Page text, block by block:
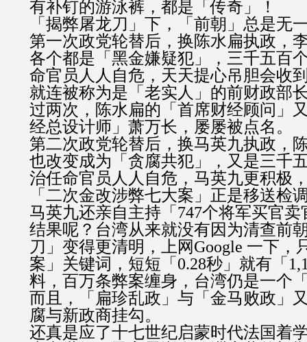
有补钉的游泳裤，都是「传奇」！
「揭弊屠龙刀」下，「前朝」总是无
第一次政党轮替后，换陈水扁执政，
各个都是「黑金嫌疑犯」，三千五百
命官员人人自危，天天提心吊胆会收
就连被称为是「老实人」的前财政部
过两次，陈水扁的「首席财经顾问」
经总设计师」萧万长，屡屡被点名。
第二次政党轮替后，换马英九执政，
也改变成为「贪腐共犯」，又是三千
治任命官员人人自危，马英九更积极
「二次金改涉弊七大案」正是移送检
马英九还亲自主持「747个将军买官卖
结果呢？台湾从来就没有因为清查前
刀」变得更清明，上网Google 一下，
案」关键词，短短「0.28秒」就有「
料，百万条弊案缠身，台湾仍是一个
而且，「扁珍乱政」与「金马败政」
腐与新政商挂勾。
还真是应了十七世纪启蒙时代法国着